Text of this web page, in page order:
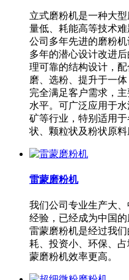
立式磨粉机是一种大
量低、耗能高等技术
公司多年先进的磨粉
多年的潜心设计改进
理可靠的结构设计，
磨、选粉、提升于一
完全满足客户需求，
水平。可广泛应用于
矿等行业，特别适用
状、颗粒状及粉状原料
雷蒙磨粉机
我们公司专业生产大
经验，已经成为中国
雷蒙磨粉机是经过我
耗、投资小、环保、
蒙磨粉机效率更高。